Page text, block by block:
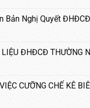
Bản Nghị Quyết
LIỆU ĐHĐCĐ THƯỜNG
CƯỠNG CHẾ KÊ